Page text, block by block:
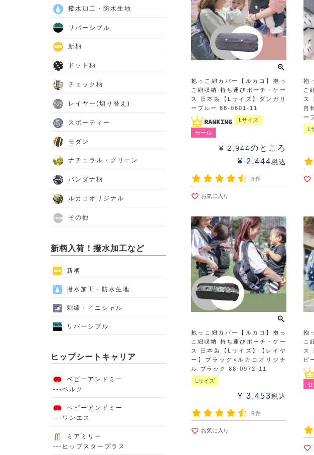
抱っこ紐カバー【ルカコ】抱っ
こ紐収納 持ち運びポーチ・ケー
ス 日本製【Lサイズ】ダンガリ
ーブルー 88-0601-11
Lサイズ
セール
¥ 2,944のところ
¥ 2,444税込
6件
お気に入り
抱
こ
ス
自
ー
L
抱っこ紐カバー【ルカコ】抱っ
こ紐収納 持ち運びポーチ・ケー
ス 日本製【Lサイズ】【レイヤ
ー】ブラック×ルカコオリジナ
ル ブラック 88-0972-11
Lサイズ
¥ 3,453税込
9件
お気に入り
抱
こ
ス
ビ
撥水加工・防水生地
リバーシブル
新柄
ドット柄
チェック柄
レイヤー(切り替え)
スポーティー
モダン
ナチュラル・グリーン
バンダナ柄
ルカコオリジナル
その他
新柄入荷！撥水加工など
新柄
撥水加工・防水生地
刺繍・イニシャル
リバーシブル
ヒップシートキャリア
ベビーアンドミー
---ベルク
ベビーアンドミー
---ワンエス
ミアミリー
---ヒップスタープラス